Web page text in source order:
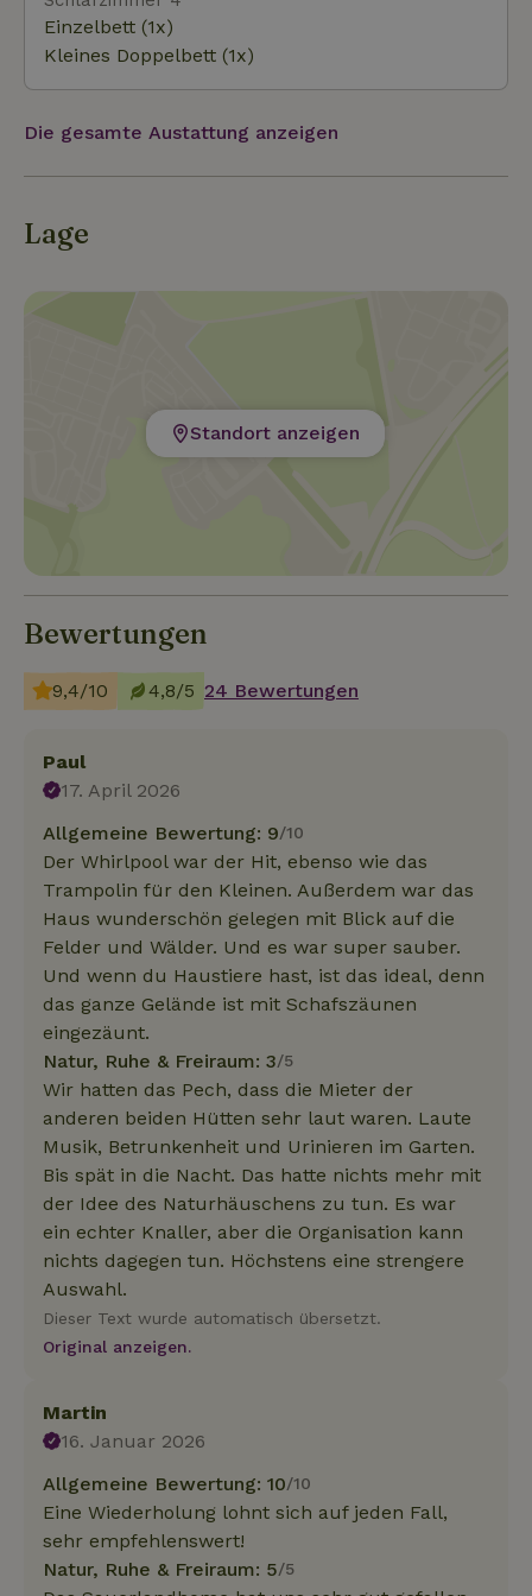
Einzelbett (1x)
Kleines Doppelbett (1x)
Die gesamte Austattung anzeigen
Lage
Standort anzeigen
Bewertungen
9,4/10 4,8/5 24 Bewertungen
Paul
17. April 2026
Allgemeine Bewertung: 9/10
Der Whirlpool war der Hit, ebenso wie das
Trampolin für den Kleinen. Außerdem war das
Haus wunderschön gelegen mit Blick auf die
Felder und Wälder. Und es war super sauber.
Und wenn du Haustiere hast, ist das ideal, denn
das ganze Gelände ist mit Schafszäunen
eingezäunt.
Natur, Ruhe & Freiraum: 3/5
Wir hatten das Pech, dass die Mieter der
anderen beiden Hütten sehr laut waren. Laute
Musik, Betrunkenheit und Urinieren im Garten.
Bis spät in die Nacht. Das hatte nichts mehr mit
der Idee des Naturhäuschens zu tun. Es war
ein echter Knaller, aber die Organisation kann
nichts dagegen tun. Höchstens eine strengere
Auswahl.
Dieser Text wurde automatisch übersetzt.
Original anzeigen.
Martin
16. Januar 2026
Allgemeine Bewertung: 10/10
Eine Wiederholung lohnt sich auf jeden Fall,
sehr empfehlenswert!
Natur, Ruhe & Freiraum: 5/5